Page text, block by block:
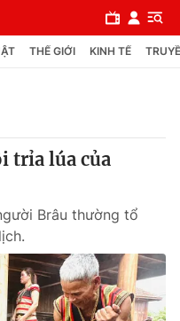
THẾ GIỚI KINH TẾ
trỉa lúa của
Brâu thường tổ